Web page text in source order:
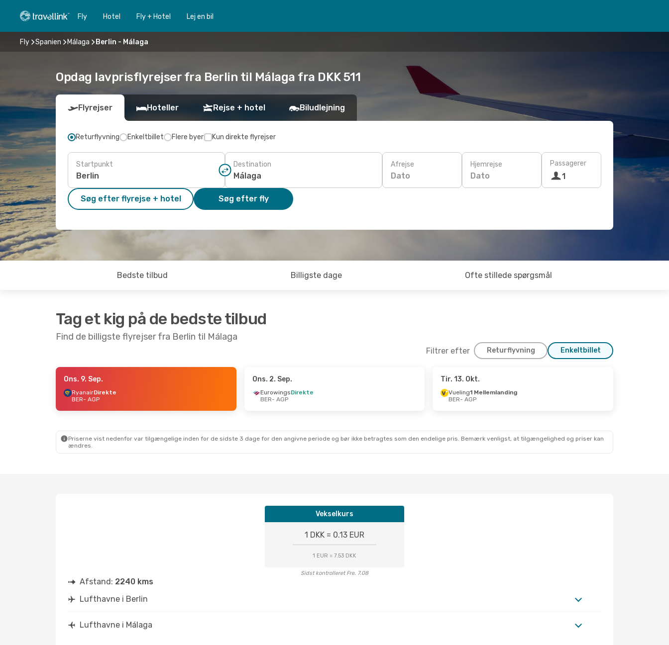
Fly Hotel Fly + Hotel Lej en bil
Fly Spanien Málaga Berlin - Málaga
Opdag lavprisflyrejser fra Berlin til Málaga fra DKK 511
Flyrejser Hoteller Rejse + hotel Biludlejning
Returflyvning Enkeltbillet Flere byer Kun direkte flyrejser
Startpunkt Destination Afrejse
Dato
Hjemrejse
Dato
Passagerer
1
Søg efter flyrejse + hotel Søg efter fly
Bedste tilbud Billigste dage Ofte stillede spørgsmål
Tag et kig på de bedste tilbud
Find de billigste flyrejser fra Berlin til Málaga
Filtrer efter Returflyvning Enkeltbillet
- Tir. 15. Sep. - Ons. 2. Sep.
- Man. 19. Okt.
Ons. 9. Sep.
RyanairDirekte
BER- AGP
Ons. 2. Sep.
EurowingsDirekte
BER- AGP
Tir. 13. Okt.
Vueling1 Mellemlanding
BER- AGP
Priserne vist nedenfor var tilgængelige inden for de sidste 3 dage for den angivne periode og bør ikke betragtes som den endelige pris. Bemærk venligst, at tilgængelighed og priser kan
ændres.
Vekselkurs
1 DKK = 0.13 EUR
1 EUR = 7.53 DKK
Sidst kontrolleret Fre. 7.08
Afstand: 2240 kms
Lufthavne i Berlin
Lufthavne i Málaga